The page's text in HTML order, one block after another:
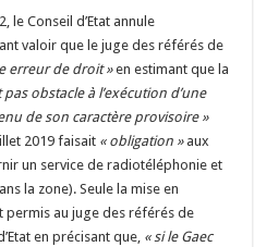
le Conseil d’Etat annule
valoir que le juge des référés de
erreur de droit »en estimant que la
pas obstacle à l’exécution d’une
de son caractère provisoire »
2019 faisait « obligation »aux
un service de radiotéléphonie et
la zone). Seule la mise en
permis au juge des référés de
en précisant que, « si le Gaec